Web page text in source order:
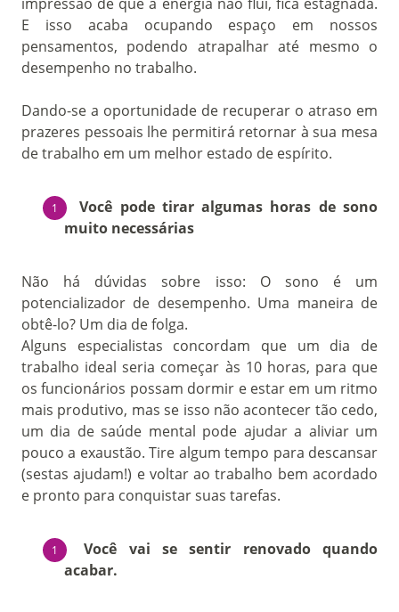
E isso acaba ocupando espaço em nossos
pensamentos, podendo atrapalhar até mesmo o
desempenho no trabalho.
Dando-se a oportunidade de recuperar o atraso em
prazeres pessoais lhe permitirá retornar à sua mesa
de trabalho em um melhor estado de espírito.
Você pode tirar algumas horas de sono
muito necessárias
Não há dúvidas sobre isso: O sono é um
potencializador de desempenho. Uma maneira de
obtê-lo? Um dia de folga.
Alguns especialistas concordam que um dia de
trabalho ideal seria começar às 10 horas, para que
os funcionários possam dormir e estar em um ritmo
mais produtivo, mas se isso não acontecer tão cedo,
um dia de saúde mental pode ajudar a aliviar um
pouco a exaustão. Tire algum tempo para descansar
(sestas ajudam!) e voltar ao trabalho bem acordado
e pronto para conquistar suas tarefas.
Você vai se sentir renovado quando
acabar.